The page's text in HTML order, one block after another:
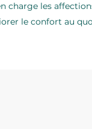
charge les
le confort au